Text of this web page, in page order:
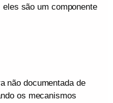
são um componente
não documentada de
os mecanismos